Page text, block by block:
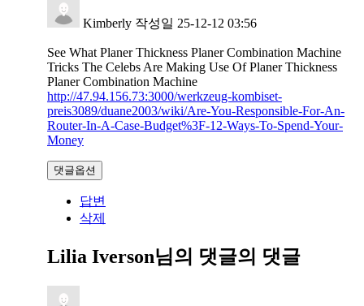
Kimberly 작성일 25-12-12 03:56
See What Planer Thickness Planer Combination Machine
Tricks The Celebs Are Making Use Of Planer Thickness
Planer Combination Machine
http://47.94.156.73:3000/werkzeug-kombiset-
preis3089/duane2003/wiki/Are-You-Responsible-For-An-
Router-In-A-Case-Budget%3F-12-Ways-To-Spend-Your-
Money
댓글옵션
답변
삭제
Lilia Iverson님의 댓글의 댓글